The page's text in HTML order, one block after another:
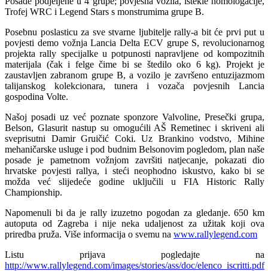
Trofej WRC i Legend Stars s monstrumima grupe B.
Posebnu poslasticu za sve stvarne ljubitelje rally-a bit će prvi put u
povjesti demo vožnja Lancia Delta ECV grupe S, revolucionarnog
projekta rally specijalke u potpunosti napravljene od kompozitnih
materijala (čak i felge čime bi se štedilo oko 6 kg). Projekt je
zaustavljen zabranom grupe B, a vozilo je završeno entuzijazmom
talijanskog kolekcionara, tunera i vozača povjesnih Lancia
gospodina Volte.
Našoj posadi uz već poznate sponzore Valvoline, Presečki grupa,
Belson, Glasurit nastup su omogućili AŠ Remetinec i skriveni ali
sveprisutni Damir Gruičić Coki. Uz Brankino vodstvo, Mihine
mehaničarske usluge i pod budnim Belsonovim pogledom, plan naše
posade je pametnom vožnjom završiti natjecanje, pokazati dio
hrvatske povjesti rallya, i steći neophodno iskustvo, kako bi se
možda već slijedeće godine uključili u FIA Historic Rally
Championship.
Napomenuli bi da je rally izuzetno pogodan za gledanje. 650 km
autoputa od Zagreba i nije neka udaljenost za užitak koji ova
priredba pruža. Više informacija o svemu na www.rallylegend.com
Listu prijava pogledajte na
http://www.rallylegend.com/images/stories/ass/doc/elenco_iscritti.pdf